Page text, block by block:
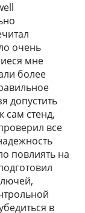
очень
мне
более
допустить
сам стенд,
все
повлиять на
в